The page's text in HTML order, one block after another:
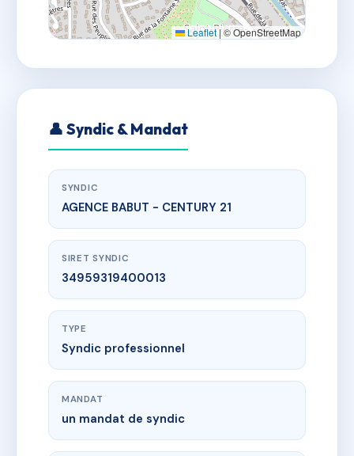
Leaflet | © OpenStreetMap
👤 Syndic & Mandat
SYNDIC
AGENCE BABUT - CENTURY 21
SIRET SYNDIC
34959319400013
TYPE
Syndic professionnel
MANDAT
un mandat de syndic